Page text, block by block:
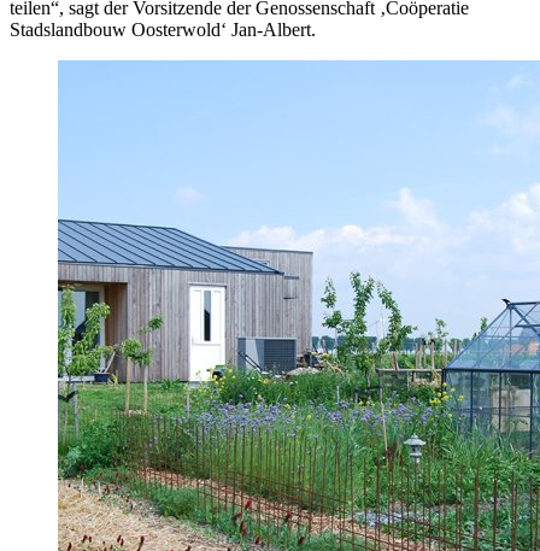
teilen“, sagt der Vorsitzende der Genossenschaft ‚Coöperatie
Stadslandbouw Oosterwold‘ Jan-Albert.